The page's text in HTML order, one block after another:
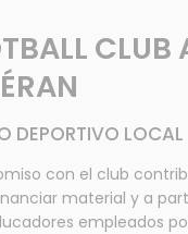
CLUB
DEPORTIVO LOCAL
con el club
material y a
empleados